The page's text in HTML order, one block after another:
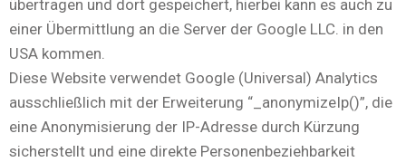
übertragen und dort gespeichert, hierbei kann es auch zu
einer Übermittlung an die Server der Google LLC. in den
USA kommen.
Diese Website verwendet Google (Universal) Analytics
ausschließlich mit der Erweiterung “_anonymizeIp()”, die
eine Anonymisierung der IP-Adresse durch Kürzung
sicherstellt und eine direkte Personenbeziehbarkeit